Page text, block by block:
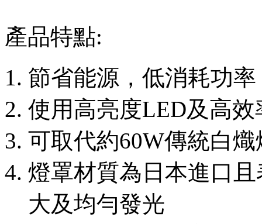
產品特點:
節省能源，低消耗功
使用高亮度LED及高效
可取代約60W傳統白
燈罩材質為日本進口
大及均勻發光